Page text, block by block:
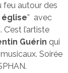
feu autour des
église” avec
l’artiste
Guérin qui
Soirée